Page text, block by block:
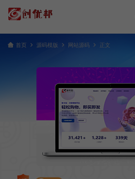
首页 源码模版 网站源码 正文